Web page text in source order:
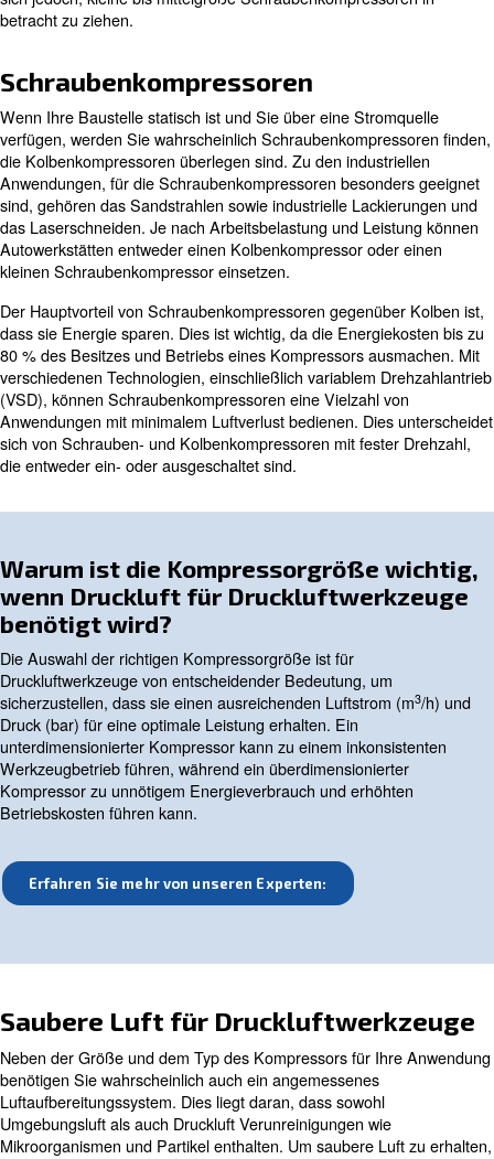
Kolbenkompressoren
Kolbenkompressoren sind die einfachste Art von
der Regel auf Baustellen zum Einsatz kommen. Der
sich für solche Anwendungen eignen, liegt in ihrer
Modelle sind mit großen Rädern ausgestattet, sodass
transportiert werden können. Außerdem können diese
mit Öl oder Diesel betrieben werden, ohne dass eine
erforderlich ist.
Dennoch benötigen Kolbenkompressoren in der Regel
nach jedem Einsatz abzukühlen. Das bedeutet, dass
nicht ideal für den ganztägigen Betrieb sind. Wenn Sie
Haltbarkeit und Mobilität benötigen und vorübergehend
Druckluftwerkzeuge verwenden, ist ein
wahrscheinlich die richtige Wahl. Für eine höhere
sich jedoch, kleine bis mittelgroße
betracht zu ziehen.
Schraubenkompressoren
Wenn Ihre Baustelle statisch ist und Sie über eine
verfügen, werden Sie wahrscheinlich
die Kolbenkompressoren überlegen sind. Zu den
Anwendungen, für die Schraubenkompressoren
sind, gehören das Sandstrahlen sowie industrielle
das Laserschneiden. Je nach Arbeitsbelastung und
Autowerkstätten entweder einen Kolbenkompressor
kleinen Schraubenkompressor einsetzen.
dass sie Energie sparen. Dies ist wichtig, da die
80 % des Besitzes und Betriebs eines Kompressors
sich von Schrauben- und Kolbenkompressoren mit
die entweder ein- oder ausgeschaltet sind.